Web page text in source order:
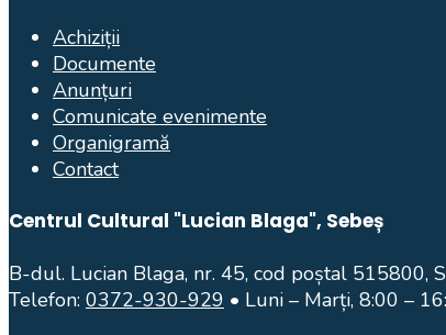
Achiziții
Documente
Anunțuri
Comunicate evenimente
Organigramă
Contact
Centrul Cultural "Lucian Blaga", Sebeș
B-dul. Lucian Blaga, nr. 45, cod poștal 515800,
Telefon: 0372-930-929 • Luni – Marți, 8:00 –